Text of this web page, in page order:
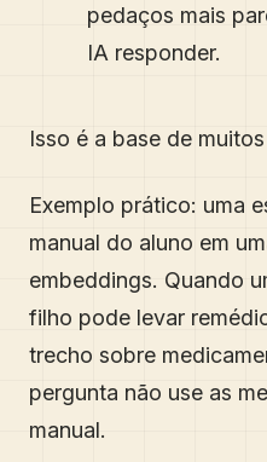
pedaços mais
IA responder.
Isso é a base de
Exemplo prático: uma
manual do aluno em
embeddings. Quando
filho pode levar
trecho sobre
pergunta não use as
manual.